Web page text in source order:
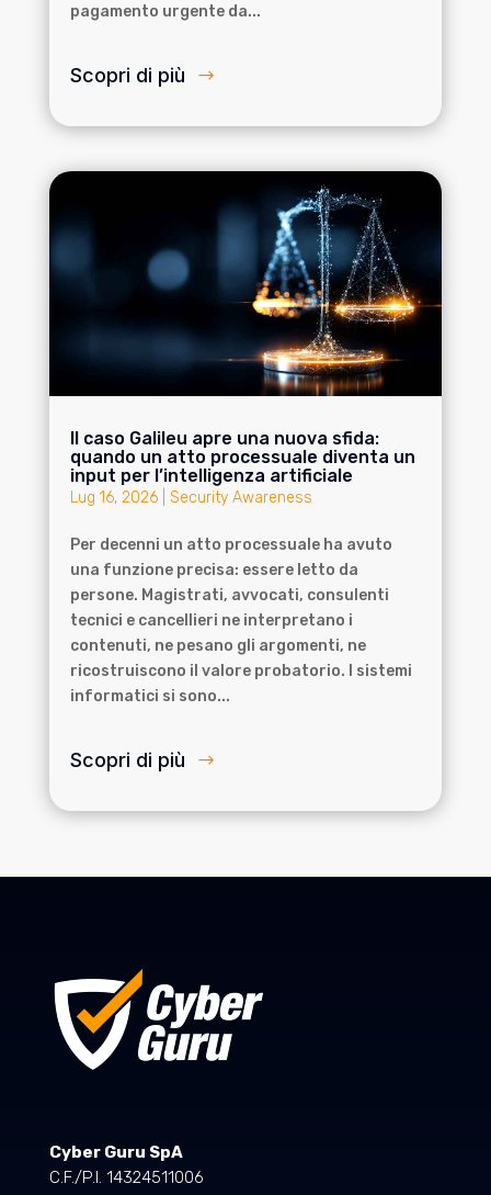
pagamento urgente da...
Scopri di più
Il caso Galileu apre una nuova sfida:
quando un atto processuale diventa un
input per l’intelligenza artificiale
Lug 16, 2026| Security Awareness
Per decenni un atto processuale ha avuto
una funzione precisa: essere letto da
persone. Magistrati, avvocati, consulenti
tecnici e cancellieri ne interpretano i
contenuti, ne pesano gli argomenti, ne
ricostruiscono il valore probatorio. I sistemi
informatici si sono...
Scopri di più
Cyber Guru SpA
C.F./P.I. 14324511006